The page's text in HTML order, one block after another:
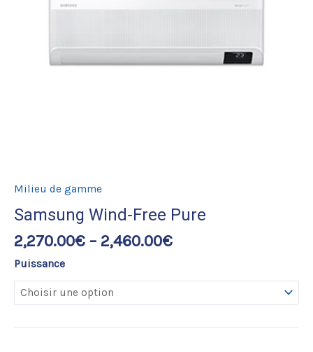
Milieu de gamme
Samsung Wind-Free Pure
2,270.00€ – 2,460.00€
Puissance